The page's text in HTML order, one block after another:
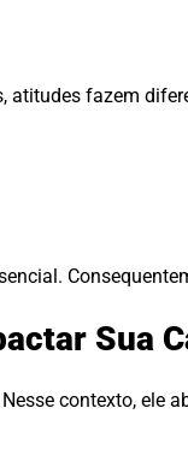
fazem
Sua
contexto, ele